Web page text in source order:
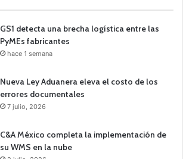
GS1 detecta una brecha logística entre las
PyMEs fabricantes
hace 1 semana
Nueva Ley Aduanera eleva el costo de los
errores documentales
7 julio, 2026
C&A México completa la implementación de
su WMS en la nube